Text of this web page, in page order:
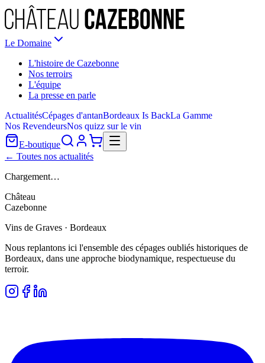
Le Domaine
L'histoire de Cazebonne
Nos terroirs
L'équipe
La presse en parle
ActualitésCépages d'antanBordeaux Is BackLa Gamme
Nos RevendeursNos quizz sur le vin
E-boutique
← Toutes nos actualités
Chargement…
Château
Cazebonne
Vins de Graves · Bordeaux
Nous replantons ici l'ensemble des cépages oubliés historiques de
Bordeaux, dans une approche biodynamique, respectueuse du
terroir.